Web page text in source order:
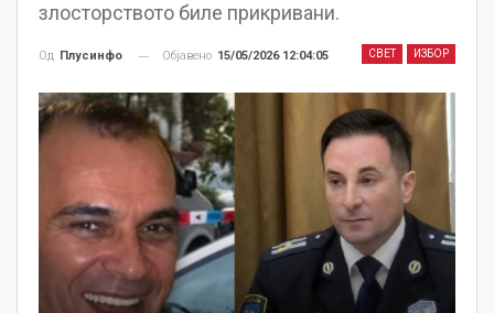
злосторството биле прикривани.
СВЕТ ИЗБОР
Од Плусинфо Објавено 15/05/2026 12:04:05